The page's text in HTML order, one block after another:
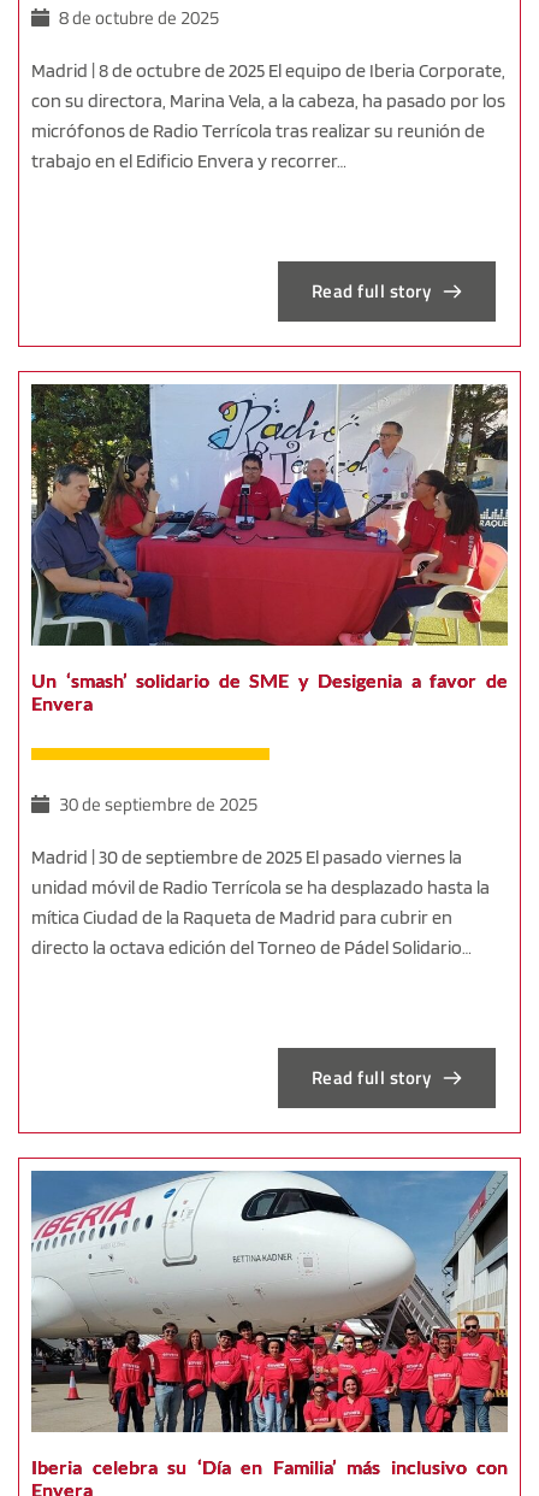
8 de octubre de 2025
Madrid | 8 de octubre de 2025 El equipo de Iberia Corporate,
con su directora, Marina Vela, a la cabeza, ha pasado por los
micrófonos de Radio Terrícola tras realizar su reunión de
trabajo en el Edificio Envera y recorrer…
Read full story
Un ‘smash’ solidario de SME y Desigenia a favor de
Envera
30 de septiembre de 2025
Madrid | 30 de septiembre de 2025 El pasado viernes la
unidad móvil de Radio Terrícola se ha desplazado hasta la
mítica Ciudad de la Raqueta de Madrid para cubrir en
directo la octava edición del Torneo de Pádel Solidario…
Read full story
Iberia celebra su ‘Día en Familia’ más inclusivo con
Envera